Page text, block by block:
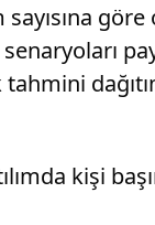
sayısına
senaryoları
tahmini
kişi